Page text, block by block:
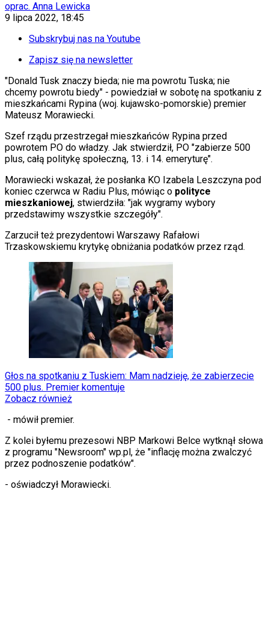
Auto
Aktualności
Auta ekologiczne
Automotive
Jednoślady
Drogi
Na wakacje
Paliwo
Porady
Premiery
Życie gwiazd
Aktualności
Plotki
Hity internetu
Edukacja
Aktualności
Matura
Kobieta
Aktualności
Moda
Uroda
Porady
Święta
Sport
Piłka nożna
Siatkówka
Tenis
Kolarstwo
Lekkoatletyka
Nostalgia
Łamigłówki
Kultowe przeboje
Porady z tamtych lat
Wtedy się działo
Silver news
Ogród
Gotowanie
Porady
oprac. Anna Lewicka
9 lipca 2022, 18:45
Subskrybuj nas na Youtube
Zapisz się na newsletter
"Donald Tusk znaczy bieda; nie ma powrotu Tuska; nie
chcemy powrotu biedy" - powiedział w sobotę na spotkaniu z
mieszkańcami Rypina (woj. kujawsko-pomorskie) premier
Mateusz Morawiecki.
Szef rządu przestrzegał mieszkańców Rypina przed
powrotem PO do władzy. Jak stwierdził, PO "zabierze 500
plus, całą politykę społeczną, 13. i 14. emeryturę".
Morawiecki wskazał, że posłanka KO Izabela Leszczyna pod
koniec czerwca w Radiu Plus, mówiąc o polityce
mieszkaniowej, stwierdziła: "jak wygramy wybory
przedstawimy wszystkie szczegóły".
Zarzucił też prezydentowi Warszawy Rafałowi
Trzaskowskiemu krytykę obniżania podatków przez rząd.
Głos na spotkaniu z Tuskiem: Mam nadzieję, że zabierzecie
500 plus. Premier komentuje
Zobacz również
- mówił premier.
Z kolei byłemu prezesowi NBP Markowi Belce wytknął słowa
z programu "Newsroom" wp.pl, że "inflację można zwalczyć
przez podnoszenie podatków".
- oświadczył Morawiecki.